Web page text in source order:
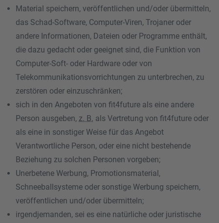
Material speichern, veröffentlichen und/oder übermitteln,
das Schad-Software, Computer-Viren, Trojaner oder
andere Informationen, Dateien oder Programme enthält,
die dazu gedacht oder geeignet sind, die Funktion von
Computer-Soft- oder Hardware oder von
Telekommunikationsvorrichtungen zu unterbrechen, zu
zerstören oder einzuschränken;
sich in den Angeboten von fit4future als eine andere
Person ausgeben, z. B. als Vertretung von fit4future oder
als eine in sonstiger Weise für das Angebot
Verantwortliche Person, oder eine nicht bestehende
Beziehung zu solchen Personen vorgeben;
Unerbetene Werbung, Promotionsmaterial,
Schneeballsysteme oder sonstige Werbung speichern,
veröffentlichen und/oder übermitteln;
irgendjemanden, sei es eine natürliche oder juristische